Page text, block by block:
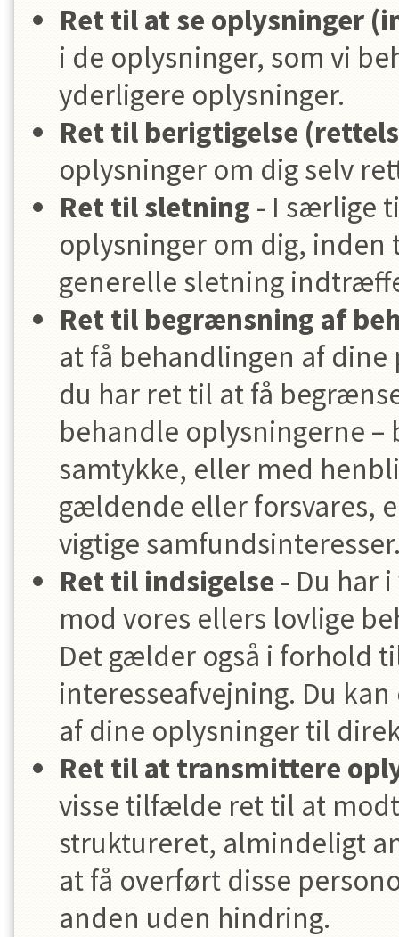
Ret til at se oplysninger
i de oplysninger, som vi
yderligere oplysninger.
Ret til berigtigelse
oplysninger om dig selv
Ret til sletning - I særlige
oplysninger om dig,
generelle sletning
Ret til begrænsning af
at få behandlingen af
du har ret til at få
behandle oplysningerne
samtykke, eller med
gældende eller forsvares,
vigtige
Ret til indsigelse - Du har
mod vores ellers lovlige
Det gælder også i forhold
interesseafvejning. Du
af dine oplysninger til
Ret til at transmittere
visse tilfælde ret til at
struktureret, almindeligt
at få overført disse
anden uden hindring.